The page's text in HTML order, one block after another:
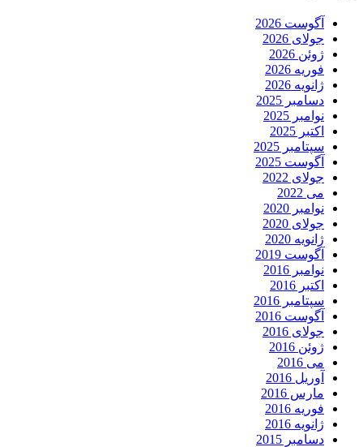
آگوست 2026
جولای 2026
ژوئن 2026
فوریه 2026
ژانویه 2026
دسامبر 2025
نوامبر 2025
اکتبر 2025
سپتامبر 2025
آگوست 2025
جولای 2022
می 2022
نوامبر 2020
جولای 2020
ژانویه 2020
آگوست 2019
نوامبر 2016
اکتبر 2016
سپتامبر 2016
آگوست 2016
جولای 2016
ژوئن 2016
می 2016
آوریل 2016
مارس 2016
فوریه 2016
ژانویه 2016
دسامبر 2015